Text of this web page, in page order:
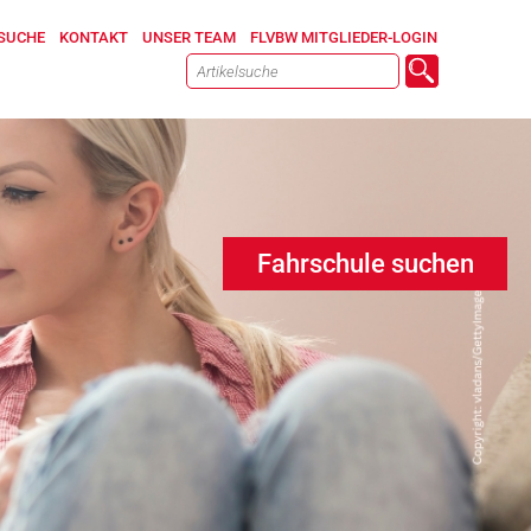
KONTAKT UNSER TEAM FLVBW MITGLIEDER-LOGIN
Fahrschule suchen